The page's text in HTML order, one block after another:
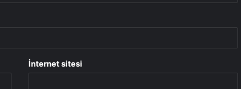
İnternet sitesi